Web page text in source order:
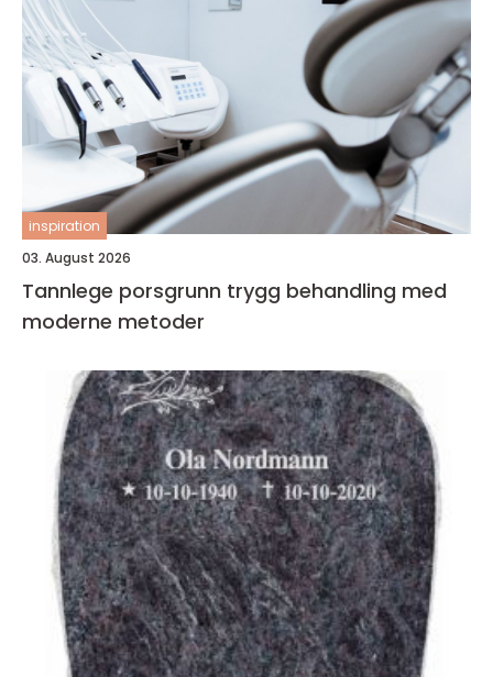
inspiration
03. August 2026
Tannlege porsgrunn trygg behandling med
moderne metoder